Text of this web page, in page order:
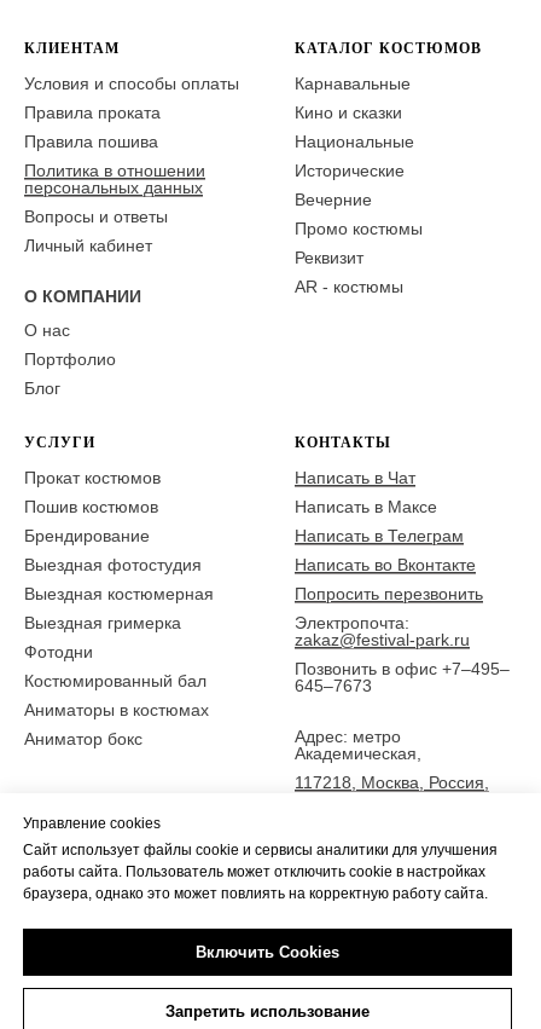
КЛИЕНТАМ
Условия и способы оплаты
Правила проката
Правила пошива
Политика в отношении
персональных данных
Вопросы и ответы
Личный кабинет
О КОМПАНИИ
О нас
Портфолио
Блог
КАТАЛОГ КОСТЮМОВ
Карнавальные
Кино и сказки
Национальные
Исторические
Вечерние
Промо костюмы
Реквизит
AR - костюмы
УСЛУГИ
Прокат костюмов
Пошив костюмов
Брендирование
Выездная фотостудия
Выездная костюмерная
Выездная гримерка
Фотодни
Костюмированный бал
Аниматоры в костюмах
Аниматор бокс
КОНТАКТЫ
Написать в Чат
Написать в Максе
Написать в Телеграм
Написать во Вконтакте
Попросить перезвонить
Электропочта:
zakaz@festival-park.ru
Позвонить в офис +7–495–
645–7673
Адрес: метро
Академическая,
117218, Москва, Россия,
5 эт., офис Фестиваль-парк
Управление cookies
Сайт использует файлы cookie и сервисы аналитики для улучшения
работы сайта. Пользователь может отключить cookie в настройках
браузера, однако это может повлиять на корректную работу сайта.
Включить Cookies
Запретить использование